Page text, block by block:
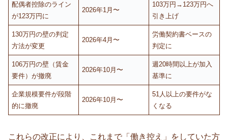
配偶者控除のライン
が123万円に
2026年1月〜
103万円→123万円へ
引き上げ
130万円の壁の判定
方法が変更
2026年4月〜
労働契約書ベースの
判定に
106万円の壁（賃金
要件）が撤廃
2026年10月〜
週20時間以上が加入
基準に
企業規模要件が段階
的に撤廃
2026年10月〜
51人以上の要件がな
くなる
これらの改正により、これまで「働き控え」をしていた方